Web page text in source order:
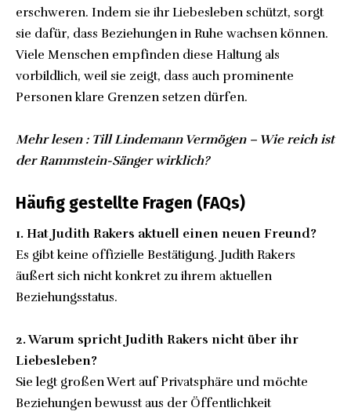
erschweren. Indem sie ihr Liebesleben schützt, sorgt
sie dafür, dass Beziehungen in Ruhe wachsen können.
Viele Menschen empfinden diese Haltung als
vorbildlich, weil sie zeigt, dass auch prominente
Personen klare Grenzen setzen dürfen.
Mehr lesen : Till Lindemann Vermögen – Wie reich ist
der Rammstein-Sänger wirklich?
Häufig gestellte Fragen (FAQs)
1. Hat Judith Rakers aktuell einen neuen Freund?
Es gibt keine offizielle Bestätigung. Judith Rakers
äußert sich nicht konkret zu ihrem aktuellen
Beziehungsstatus.
2. Warum spricht Judith Rakers nicht über ihr
Liebesleben?
Sie legt großen Wert auf Privatsphäre und möchte
Beziehungen bewusst aus der Öffentlichkeit